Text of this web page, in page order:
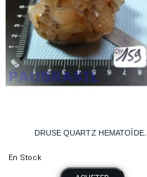
DRUSE QUARTZ HEMATOÏDE...
En Stock